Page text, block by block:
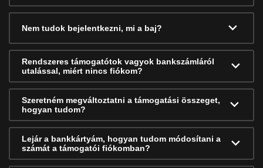
Nem tudok bejelentkezni, mi a baj?
Rendszeres támogatótok vagyok bankszámláról
utalással, miért nincs fiókom?
Szeretném megváltoztatni a támogatási összeget,
hogyan tudom?
Lejár a bankkártyám, hogyan tudom módosítani a
számát a támogatói fiókomban?